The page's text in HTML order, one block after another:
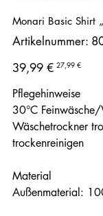
Monari Basic Shirt
Artikelnummer:
Ursprünglicher
Preis
39,99 € Angebotspreis
27,99 €
Pflegehinweise
30°C
Wäschetrockner
trockenreinigen
Material
Außenmaterial: